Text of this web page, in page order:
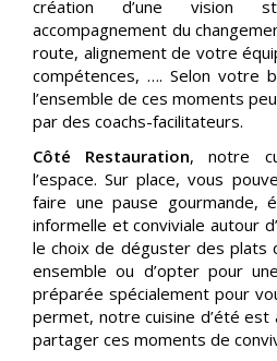
création d’une vision
accompagnement du
route, alignement de votre
compétences, …. Selon votre
l’ensemble de ces moments
par des coachs-facilitateurs.
Côté Restauration, notre
l’espace. Sur place, vous
faire une pause gourmande,
informelle et conviviale autour
le choix de déguster des plats
ensemble ou d’opter pour
préparée spécialement pour
permet, notre cuisine d’été
partager ces moments de